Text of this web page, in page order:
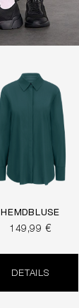
HEMDBLUSE
149,99 €
DETAILS